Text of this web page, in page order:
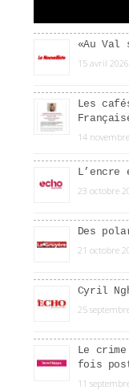
«Au Val
15 avril 2026
Les
14
23 octobre
Des
21 octobre
Cyril
25
Le
fois
11